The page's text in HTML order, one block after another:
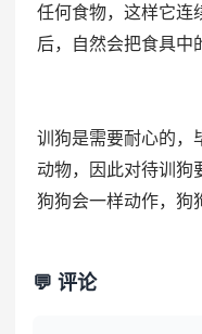
任何食物，这样它连
后，自然会把食具中
训狗是需要耐心的，
动物，因此对待训狗
狗狗会一样动作，狗
💬 评论